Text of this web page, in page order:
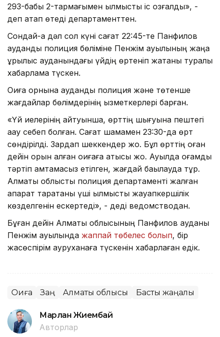
293-бабы 2-тармағымен қылмыстық іс қозғалды», -
деп атап өтеді департаменттен.
Сондай-ақ дәл сол күні сағат 22:45-те Панфилов
аудандық полиция бөліміне Пенжім ауылының жаңа
құрылыс ауданындағы үйдің өртеніп жатқаны туралы
хабарлама түскен.
Оқиға орнына аудандық полиция және төтенше
жағдайлар бөлімдерінің қызметкерлері барған.
«Үй иелерінің айтуынша, өрттің шығуына пештегі
ақау себеп болған. Сағат шамамен 23:30-да өрт
сөндірілді. Зардап шеккендер жоқ. Бұл өрттің оған
дейін орын алған оқиғаға қатысы жоқ. Ауылда қоғамдық
тәртіп қамтамасыз етілген, жағдай бақылауда тұр.
Алматы облыстық полиция департаменті жалған
ақпарат таратқаны үші қылмыстық жауапкершілік
көзделгенін ескертеді», - деді ведомстводан.
Бұған дейін Алматы облысының Панфилов ауданы
Пенжім ауылында жаппай төбелес болып, бір
жасөспірім ауруханаға түскенін хабарлаған едік.
Оқиға Заң Алматы облысы Басты жаңалық
Марлан Жиембай
Авторлар